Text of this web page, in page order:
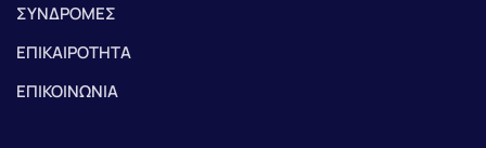
ΣΥΝΔΡΟΜΕΣ
ΕΠΙΚΑΙΡΟΤΗΤΑ
ΕΠΙΚΟΙΝΩΝΙΑ